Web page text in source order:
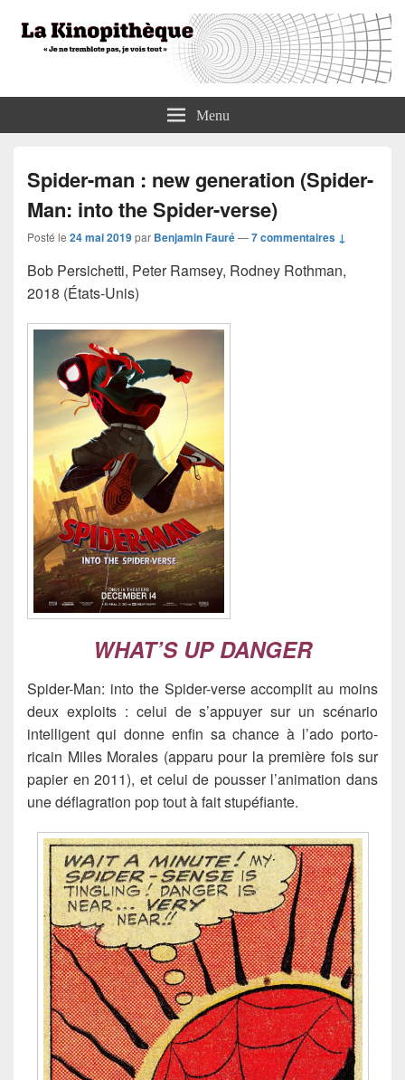
La KinopithèqueMenu
Spider-man : new generation (Spider-
Man: into the Spider-verse)
Posté le 24 mai 2019par Benjamin Fauré—7 commentaires ↓
Bob Persichetti, Peter Ramsey, Rodney Rothman,
2018 (États-Unis)
WHAT’S UP DANGER
Spider-Man: into the Spider-verse accomplit au moins
deux exploits : celui de s’appuyer sur un scénario
intelligent qui donne enfin sa chance à l’ado porto-
ricain Miles Morales (apparu pour la première fois sur
papier en 2011), et celui de pousser l’animation dans
une déflagration pop tout à fait stupéfiante.